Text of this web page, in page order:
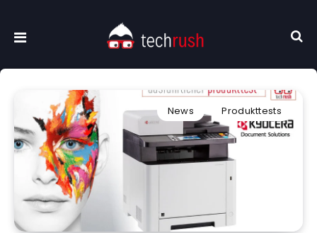
News Produkttests